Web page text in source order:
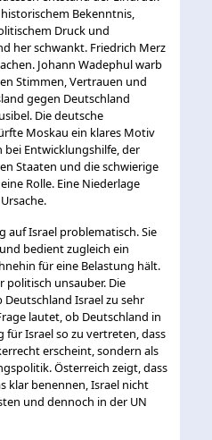
Bekenntnis,
Druck und
her schwankt. Friedrich Merz
Johann Wadephul warb
Stimmen, Vertrauen und
gegen Deutschland
Die deutsche
Moskau ein klares Motiv
bei Entwicklungshilfe, der
Staaten und die schwierige
Rolle. Eine Niederlage
auf Israel problematisch. Sie
bedient zugleich ein
für eine Belastung hält.
politisch unsauber. Die
Israel zu sehr
lautet, ob Deutschland in
für Israel so zu vertreten, dass
erscheint, sondern als
Österreich zeigt, dass
klar benennen, Israel nicht
und dennoch in der UN